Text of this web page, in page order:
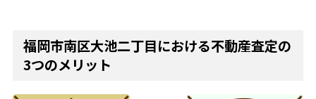
福岡市南区大池二丁目における不動産査定の
3つのメリット